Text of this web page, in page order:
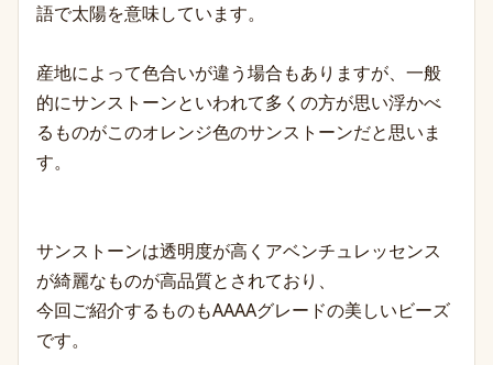
語で太陽を意味しています。
産地によって色合いが違う場合もありますが、一般
的にサンストーンといわれて多くの方が思い浮かべ
るものがこのオレンジ色のサンストーンだと思いま
す。
サンストーンは透明度が高くアベンチュレッセンス
が綺麗なものが高品質とされており、
今回ご紹介するものもAAAAグレードの美しいビーズ
です。